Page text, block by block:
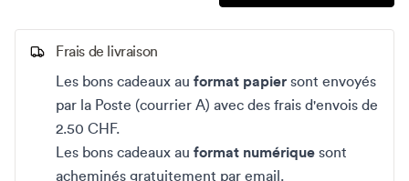
Frais de livraison
Les bons cadeaux au format papier sont envoyés
par la Poste (courrier A) avec des frais d'envois de
2.50 CHF.
Les bons cadeaux au format numérique sont
acheminés gratuitement par email.